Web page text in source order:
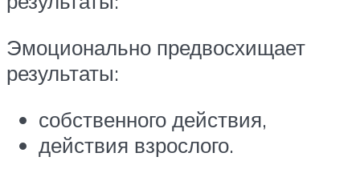
Эмоционально предвосхищает
результаты:
собственного действия,
действия взрослого.